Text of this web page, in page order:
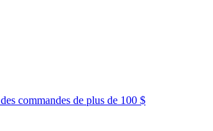
des commandes de plus de 100 $